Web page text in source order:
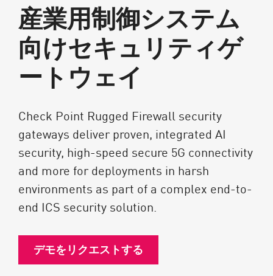
産業用制御システム
向けセキュリティゲ
ートウェイ
Check Point Rugged Firewall security
gateways deliver proven, integrated AI
security, high-speed secure 5G connectivity
and more for deployments in harsh
environments as part of a complex end-to-
end ICS security solution.
デモをリクエストする